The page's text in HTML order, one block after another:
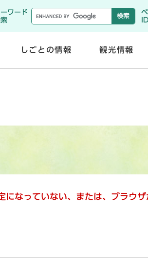
メニューを飛ばして本文へ
ワード
しごとの情報 観光情報
なっていない、または、ブラウ